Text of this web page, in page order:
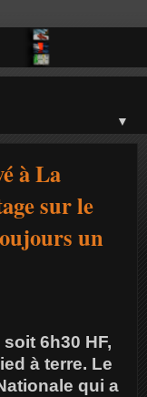
▼
à La
sur le
un
6h30 HF,
à terre. Le
qui a